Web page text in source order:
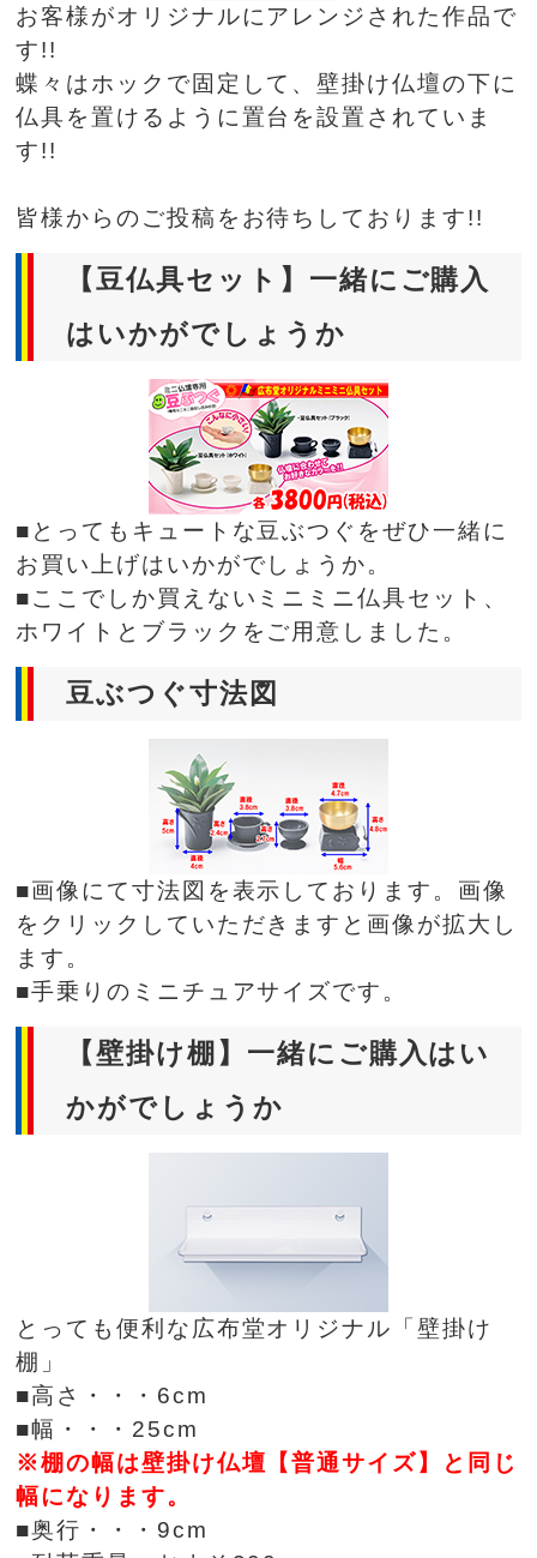
お客様がオリジナルにアレンジされた作品で
す!!
蝶々はホックで固定して、壁掛け仏壇の下に
仏具を置けるように置台を設置されていま
す!!
皆様からのご投稿をお待ちしております!!
【豆仏具セット】一緒にご購入
はいかがでしょうか
■とってもキュートな豆ぶつぐをぜひ一緒に
お買い上げはいかがでしょうか。
■ここでしか買えないミニミニ仏具セット、
ホワイトとブラックをご用意しました。
豆ぶつぐ寸法図
■画像にて寸法図を表示しております。画像
をクリックしていただきますと画像が拡大し
ます。
■手乗りのミニチュアサイズです。
【壁掛け棚】一緒にご購入はい
かがでしょうか
とっても便利な広布堂オリジナル「壁掛け
棚」
■高さ・・・6cm
■幅・・・25cm
※棚の幅は壁掛け仏壇【普通サイズ】と同じ
幅になります。
■奥行・・・9cm